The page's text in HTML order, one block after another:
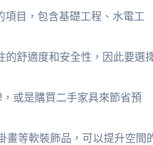
目，包含基礎工程、水電工
舒適度和安全性，因此要選
或是購買二手家具來節省預
畫等軟裝飾品，可以提升空間